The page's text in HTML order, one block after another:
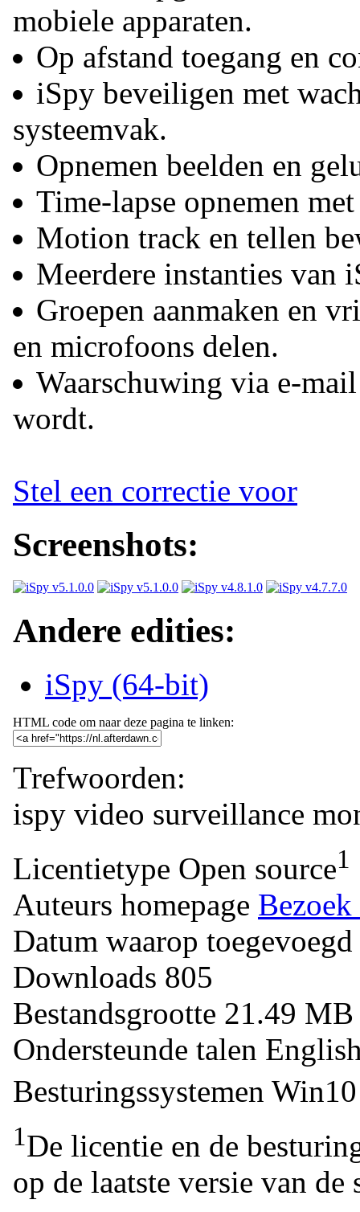
mobiele apparaten.
Op afstand toegang en
iSpy beveiligen met
systeemvak.
Opnemen beelden en
Time-lapse opnemen
Motion track en tellen
Meerdere instanties van
Groepen aanmaken en
en microfoons delen.
Waarschuwing via e-
wordt.
Stel een correctie voor
Screenshots:
Andere edities:
iSpy (64-bit)
HTML code om naar deze pagina te linken:
Trefwoorden:
ispy video surveillance
Licentietype Open source1
Auteurs homepage
Datum waarop toegevoegd
Downloads 805
Bestandsgrootte 21.49
Ondersteunde talen
Besturingssystemen
1De licentie en de
op de laatste versie van de